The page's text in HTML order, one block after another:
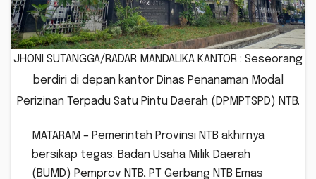
JHONI SUTANGGA/RADAR MANDALIKA KANTOR : Seseorang
berdiri di depan kantor Dinas Penanaman Modal
Perizinan Terpadu Satu Pintu Daerah (DPMPTSPD) NTB.
MATARAM – Pemerintah Provinsi NTB akhirnya
bersikap tegas. Badan Usaha Milik Daerah
(BUMD) Pemprov NTB, PT Gerbang NTB Emas